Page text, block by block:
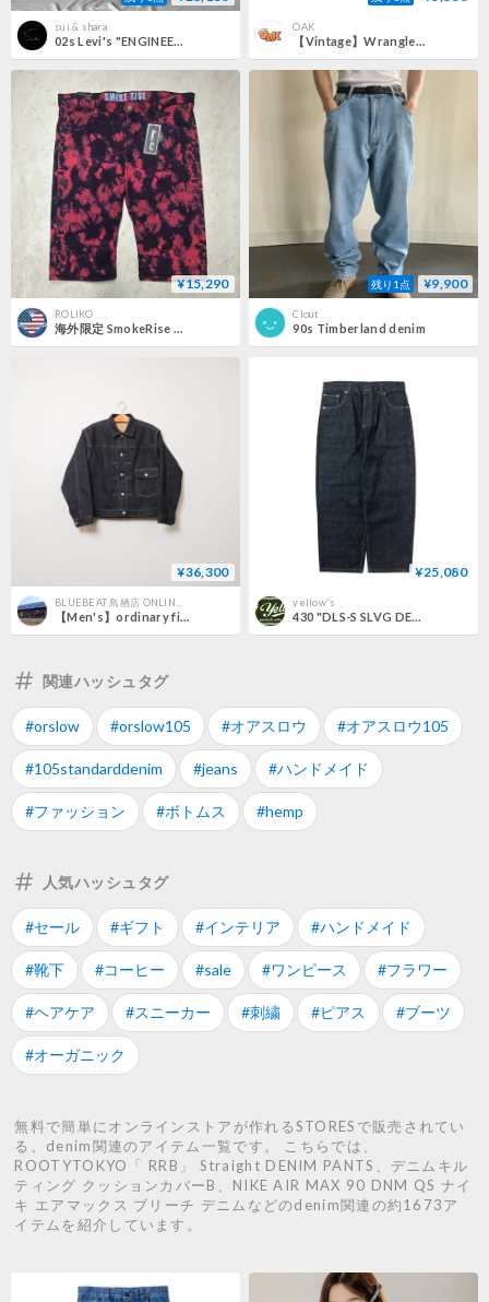
sui & shara
02s Levi's "ENGINEERED" denim pants
OAK
【Vintage】Wrangler Denim 110
¥15,290
ROLIKO
海外限定 SmokeRise スモークライズ Tiedye shorts タイダイ デニム ショートパンツ (SJNS59)
残り1点 ¥9,900
Clout
90s Timberland denim
¥36,300
【Men's】ordinary fits DENIM JACKET TYPE 1ST / ONE WASH 011OW-326
¥25,080
yellow's
関連ハッシュタグ
#orslow #orslow105 #オアスロウ #オアスロウ105
#105standarddenim #jeans #ハンドメイド
#ファッション #ボトムス #hemp
人気ハッシュタグ
#セール #ギフト #インテリア #ハンドメイド
#靴下 #コーヒー #sale #ワンピース #フラワー
#ヘアケア #スニーカー #刺繍 #ピアス #ブーツ
#オーガニック
無料で簡単にオンラインストアが作れるSTORESで販売されてい
る、denim関連のアイテム一覧です。 こちらでは、
ROOTYTOKYO「 RRB」 Straight DENIM PANTS、デニムキル
ティング クッションカバーB、NIKE AIR MAX 90 DNM QS ナイ
キ エアマックス ブリーチ デニムなどのdenim関連の約1673ア
イテムを紹介しています。